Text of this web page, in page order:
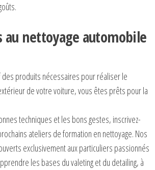
au nettoyage automobile
des produits nécessaires pour réaliser le
de votre voiture, vous êtes prêts pour la
techniques et les bons gestes, inscrivez-
ateliers de formation en nettoyage. Nos
exclusivement aux particuliers passionnés
les bases du valeting et du detailing, à